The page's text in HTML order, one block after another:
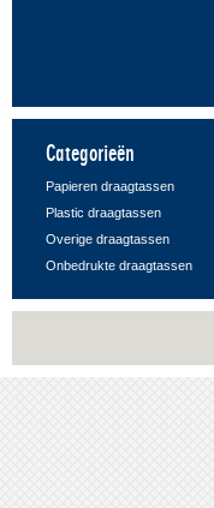
Categorieën
Papieren draagtassen
Plastic draagtassen
Overige draagtassen
Onbedrukte draagtassen